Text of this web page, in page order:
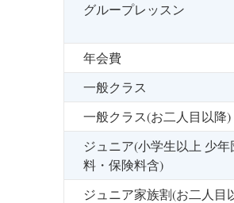
グループレッスン
年会費
一般クラス
一般クラス(お二人目以降)
ジュニア(小学生以上 少年
料・保険料含)
ジュニア家族割(お二人目